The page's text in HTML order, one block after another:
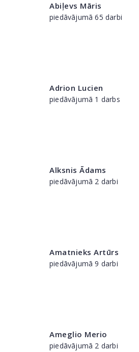
Abiļevs Māris
piedāvājumā 65 darbi
Adrion Lucien
piedāvājumā 1 darbs
Alksnis Ādams
piedāvājumā 2 darbi
Amatnieks Artūrs
piedāvājumā 9 darbi
Ameglio Merio
piedāvājumā 2 darbi